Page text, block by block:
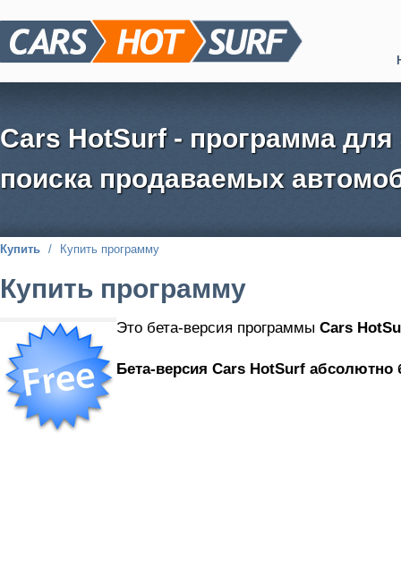
Cars HotSurf - программа для
поиска продаваемых
Купить / Купить программу
Купить программу
Это бета-версия программы Cars
Бета-версия Cars HotSurf абсолютно